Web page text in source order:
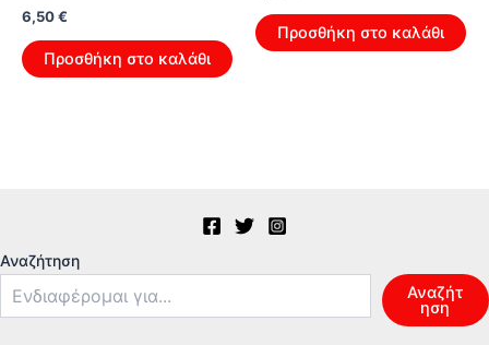
Original
was:
10,40 €.
6,50€
τιμή
είναι:
Προσθήκη στο καλάθι
was:
10,40 €.
τιμή
είναι:
Προσθήκη στο καλάθι
Αναζήτηση
Αναζήτ
ηση